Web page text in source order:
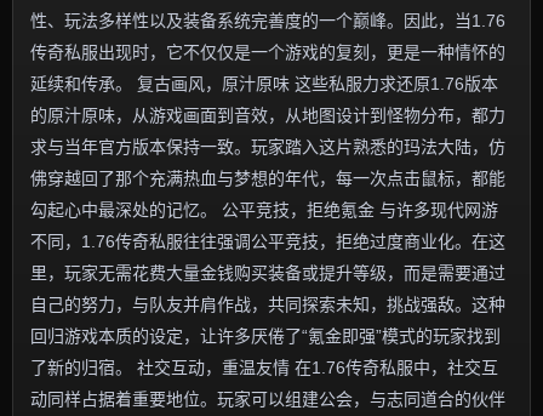
性、玩法多样性以及装备系统完善度的一个巅峰。因此，当1.76
传奇私服出现时，它不仅仅是一个游戏的复刻，更是一种情怀的
延续和传承。 复古画风，原汁原味 这些私服力求还原1.76版本
的原汁原味，从游戏画面到音效，从地图设计到怪物分布，都力
求与当年官方版本保持一致。玩家踏入这片熟悉的玛法大陆，仿
佛穿越回了那个充满热血与梦想的年代，每一次点击鼠标，都能
勾起心中最深处的记忆。 公平竞技，拒绝氪金 与许多现代网游
不同，1.76传奇私服往往强调公平竞技，拒绝过度商业化。在这
里，玩家无需花费大量金钱购买装备或提升等级，而是需要通过
自己的努力，与队友并肩作战，共同探索未知，挑战强敌。这种
回归游戏本质的设定，让许多厌倦了“氪金即强”模式的玩家找到
了新的归宿。 社交互动，重温友情 在1.76传奇私服中，社交互
动同样占据着重要地位。玩家可以组建公会，与志同道合的伙伴